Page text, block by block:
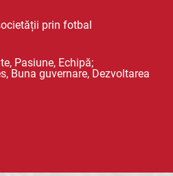
prin fotbal
Pasiune, Echipă;
Buna guvernare, Dezvoltarea